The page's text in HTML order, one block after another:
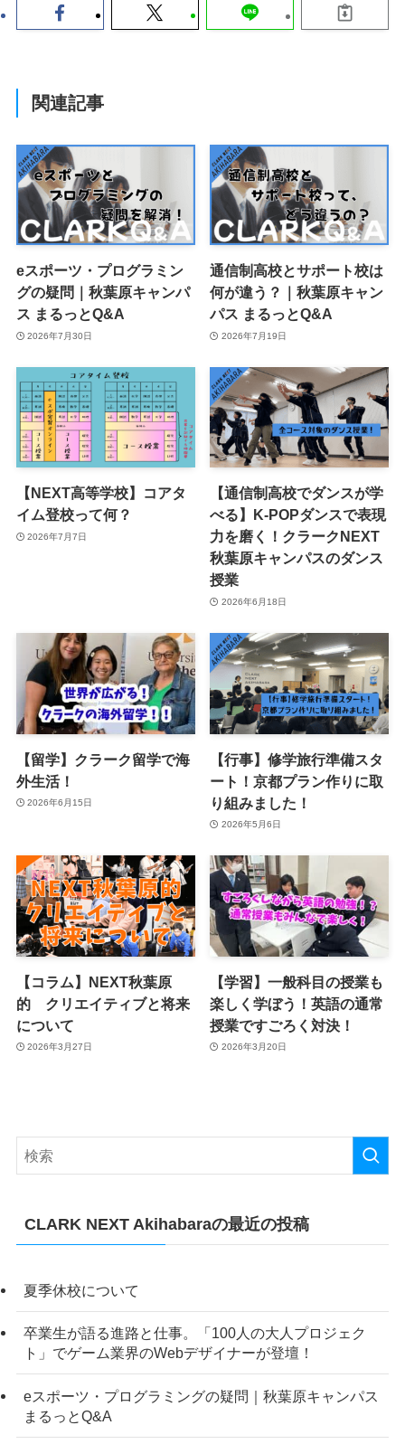
関連記事
eスポーツ・プログラミン
グの疑問｜秋葉原キャンパ
ス まるっとQ&A
2026年7月30日
通信制高校とサポート校は
何が違う？｜秋葉原キャン
パス まるっとQ&A
2026年7月19日
【NEXT高等学校】コアタ
イム登校って何？
2026年7月7日
【通信制高校でダンスが学
べる】K-POPダンスで表現
力を磨く！クラークNEXT
秋葉原キャンパスのダンス
授業
2026年6月18日
【留学】クラーク留学で海
外生活！
2026年6月15日
【行事】修学旅行準備スタ
ート！京都プラン作りに取
り組みました！
2026年5月6日
【コラム】NEXT秋葉原
的 クリエイティブと将来
について
2026年3月27日
【学習】一般科目の授業も
楽しく学ぼう！英語の通常
授業ですごろく対決！
2026年3月20日
CLARK NEXT Akihabaraの最近の投稿
夏季休校について
卒業生が語る進路と仕事。「100人の大人プロジェク
ト」でゲーム業界のWebデザイナーが登壇！
eスポーツ・プログラミングの疑問｜秋葉原キャンパス
まるっとQ&A